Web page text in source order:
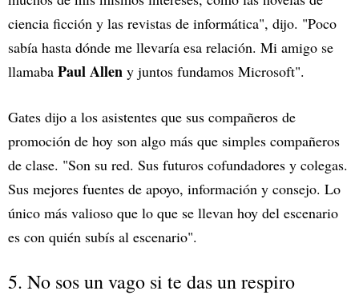
ciencia ficción y las revistas de informática", dijo. "Poco
sabía hasta dónde me llevaría esa relación. Mi amigo se
llamaba Paul Allen y juntos fundamos Microsoft".
Gates dijo a los asistentes que sus compañeros de
promoción de hoy son algo más que simples compañeros
de clase. "Son su red. Sus futuros cofundadores y colegas.
Sus mejores fuentes de apoyo, información y consejo. Lo
único más valioso que lo que se llevan hoy del escenario
es con quién subís al escenario".
5. No sos un vago si te das un respiro